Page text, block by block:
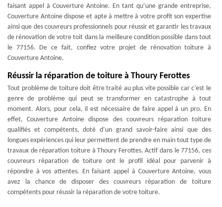
faisant appel à Couverture Antoine. En tant qu’une grande entreprise,
Couverture Antoine dispose et apte à mettre à votre profit son expertise
ainsi que des couvreurs professionnels pour réussir et garantir les travaux
de rénovation de votre toit dans la meilleure condition possible dans tout
le 77156. De ce fait, confiez votre projet de rénovation toiture à
Couverture Antoine.
Réussir la réparation de toiture à Thoury Ferottes
Tout problème de toiture doit être traité au plus vite possible car c’est le
genre de problème qui peut se transformer en catastrophe à tout
moment. Alors, pour cela, il est nécessaire de faire appel à un pro. En
effet, Couverture Antoine dispose des couvreurs réparation toiture
qualifiés et compétents, doté d’un grand savoir-faire ainsi que des
longues expériences qui leur permettent de prendre en main tout type de
travaux de réparation toiture à Thoury Ferottes. Actif dans le 77156, ces
couvreurs réparation de toiture ont le profil idéal pour parvenir à
répondre à vos attentes. En faisant appel à Couverture Antoine, vous
avez la chance de disposer des couvreurs réparation de toiture
compétents pour réussir la réparation de votre toiture.